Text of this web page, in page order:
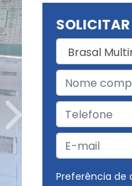
Preferência de
Next